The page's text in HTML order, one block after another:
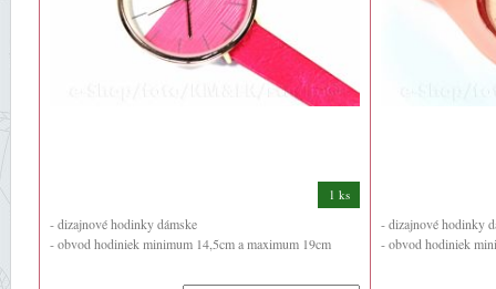
1 ks
- dizajnové hodinky dámske
- obvod hodiniek minimum 14,5cm a maximum 19cm
- dizajnové hodinky
- obvod hodiniek